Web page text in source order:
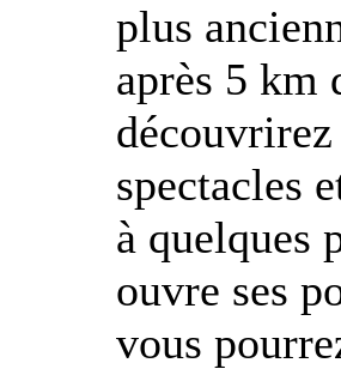
plus
après 5 km
spectacles
à quelques
ouvre ses
vous